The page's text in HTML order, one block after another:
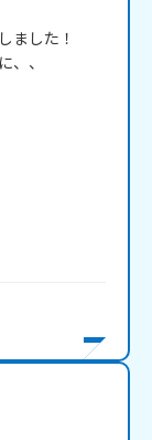
ました！
、